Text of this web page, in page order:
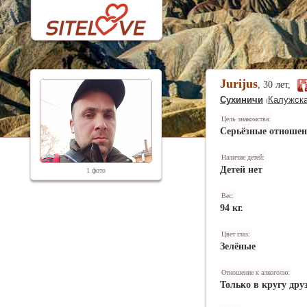
1 фото
Jurijus, 30 лет,
Сухиничи (
Цель знакомства:
Серьёзные
Наличие детей:
Детей нет
Вес:
94 кг.
Цвет глаз:
Зелёные
Отношение к алкоголю:
Только в кругу